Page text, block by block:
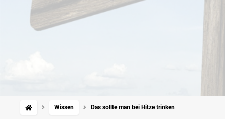
Wissen Das sollte man bei Hitze trinken